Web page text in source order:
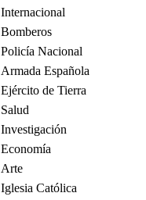
Internacional
Bomberos
Policía Nacional
Armada Española
Ejército de Tierra
Salud
Investigación
Economía
Arte
Iglesia Católica